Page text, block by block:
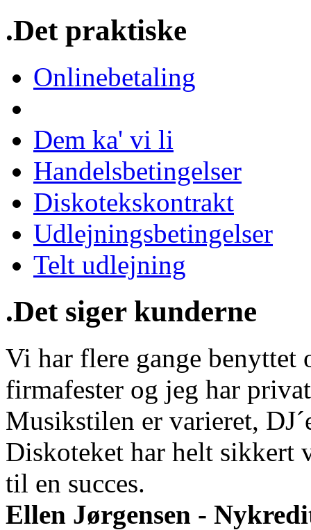
.Det praktiske
Onlinebetaling
Dem ka' vi li
Handelsbetingelser
Diskotekskontrakt
Udlejningsbetingelser
Telt udlejning
.Det siger kunderne
Vi har flere gange benyttet
firmafester og jeg har
Musikstilen er varieret,
Diskoteket har helt sikkert
til en succes.
Ellen Jørgensen -